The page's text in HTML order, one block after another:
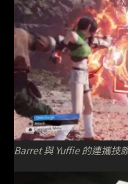
Barret 與 Yuffie 的連攜技